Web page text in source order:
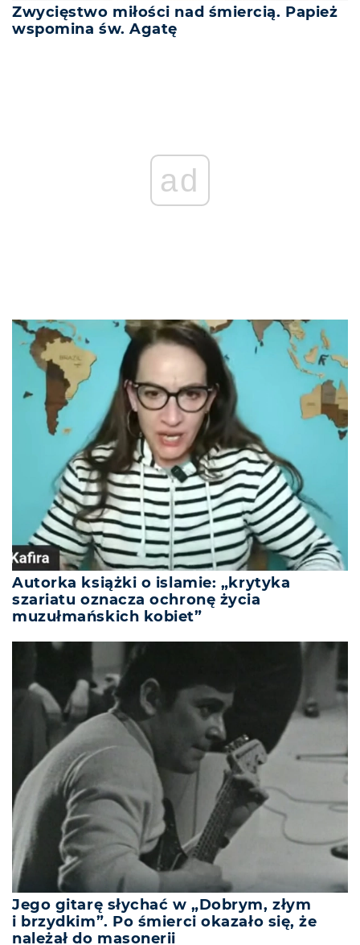
Zwycięstwo miłości nad śmiercią. Papież
wspomina św. Agatę
ad
Autorka książki o islamie: „krytyka
szariatu oznacza ochronę życia
muzułmańskich kobiet”
Jego gitarę słychać w „Dobrym, złym
i brzydkim”. Po śmierci okazało się, że
należał do masonerii